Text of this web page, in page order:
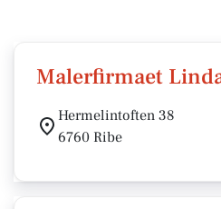
Malerfirmaet
Hermelintoften 38
6760 Ribe